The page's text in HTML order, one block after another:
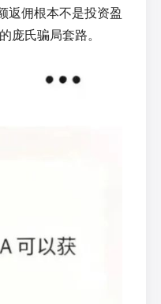
返佣根本不是投资盈
氏骗局套路。